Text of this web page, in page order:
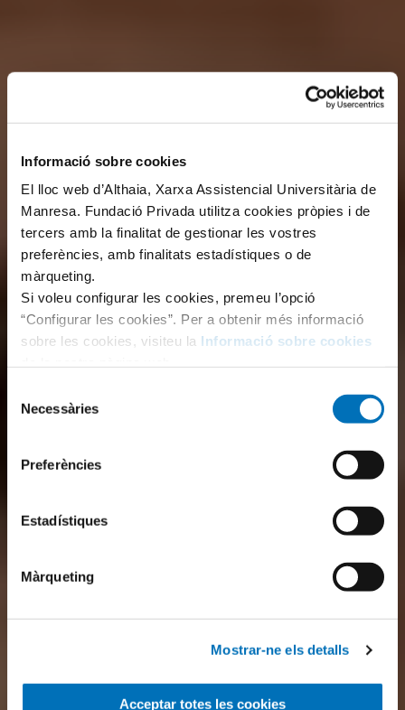
Informació sobre cookies
El lloc web d’Althaia, Xarxa Assistencial Universitària de
Manresa. Fundació Privada utilitza cookies pròpies i de
tercers amb la finalitat de gestionar les vostres
preferències, amb finalitats estadístiques o de
màrqueting.
Si voleu configurar les cookies, premeu l’opció
“Configurar les cookies”. Per a obtenir més informació
sobre les cookies, visiteu la Informació sobre cookies
Necessàries
Preferències
Estadístiques
Màrqueting
Mostrar-ne els detalls
Acceptar totes les cookies